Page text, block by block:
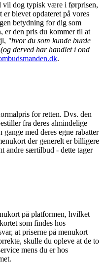
vil dog typisk være i førprisen,
blevet opdateret på vores
betydning for dig som
er den pris du kommer til at
"hvor du som kunde burde
derved har handlet i ond
.
for retten. Dvs. den
fra deres almindelige
med deres egne rabatter
der generelt er billigere
andre særtilbud - dette tager
på platformen, hvilket
som findes hos
at priserne på menukort
skulle du opleve at de to
mens du er hos